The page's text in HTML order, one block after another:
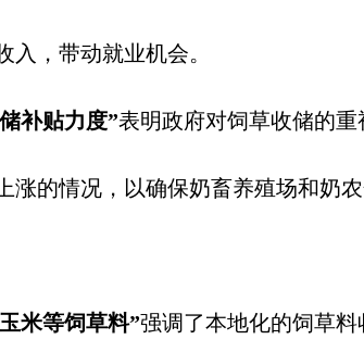
入，带动就业机会。
补贴力度”表明政府对饲草收储的
涨的情况，以确保奶畜养殖场和奶
米等饲草料”强调了本地化的饲草